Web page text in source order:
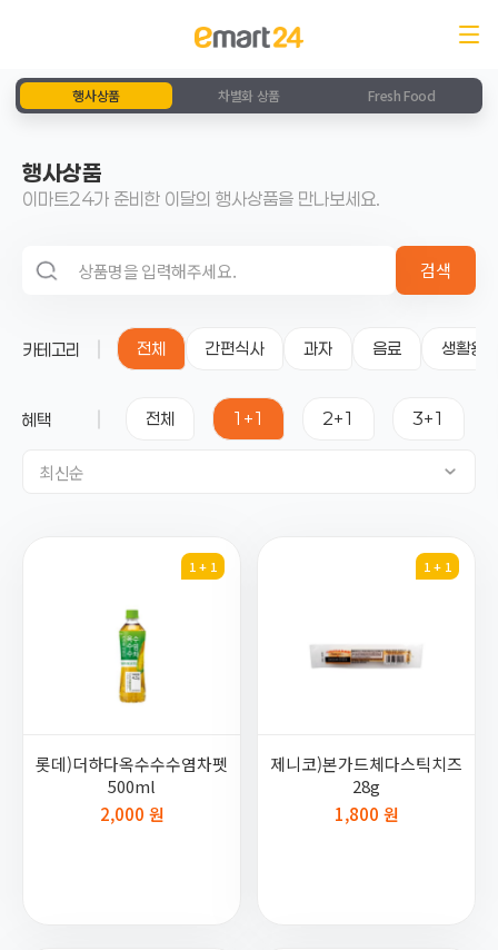
행사상품 차별화 상품 Fresh Food
행사상품
이마트24가 준비한 이달의 행사상품을 만나보세요.
검색 영역
검색
카테고리 전체 간편식사 과자 음료 생활용품
혜택 전체 1+1 2+1 3+1
최신순
1 + 1
롯데)더하다옥수수수염차펫
500ml
2,000 원
1 + 1
제니코)본가드체다스틱치즈
28g
1,800 원